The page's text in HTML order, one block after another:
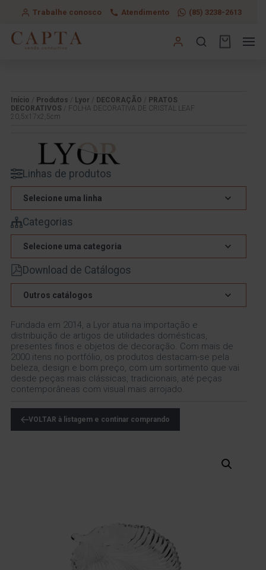
Trabalhe conosco Atendimento (85) 3238-2613
Início Produtos Lyor DECORAÇÃO
PRATOS
DECORATIVOS / FOLHA DECORATIVA DE CRISTAL LEAF
20,5x17x2,5cm
Linhas de produtos
Selecione uma linha
Categorias
Selecione uma categoria
Download de Catálogos
Outros catálogos
Fundada em 2014, a Lyor atua na importação e
distribuição de artigos de utilidades domésticas,
presentes finos e objetos de decoração. Com mais de
2000 itens no portfólio, os produtos destacam-se pela
beleza, design e bom preço, com um sortimento que vai
desde peças mais clássicas, tradicionais, até peças
contemporâneas com visual mais arrojado.
VOLTAR à listagem e continar comprando